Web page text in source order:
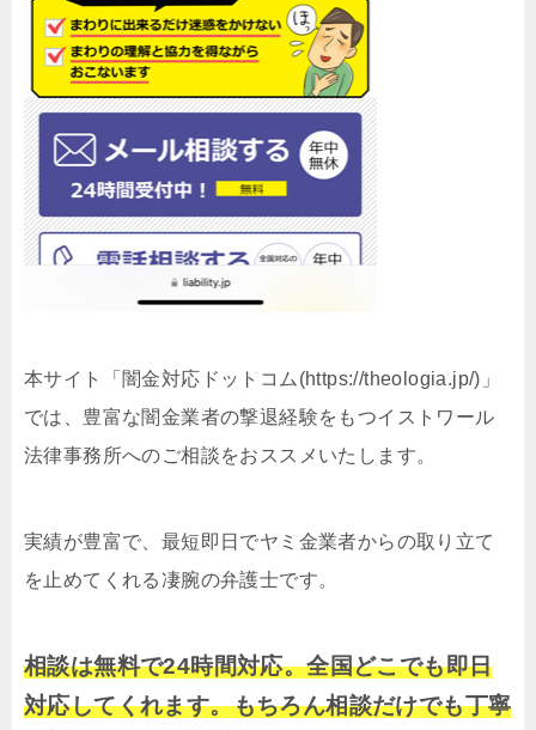
本サイト「闇金対応ドットコム(https://theologia.jp/)」
では、豊富な闇金業者の撃退経験をもつイストワール
法律事務所へのご相談をおススメいたします。
実績が豊富で、最短即日でヤミ金業者からの取り立て
を止めてくれる凄腕の弁護士です。
相談は無料で24時間対応。全国どこでも即日
対応してくれます。もちろん相談だけでも丁寧